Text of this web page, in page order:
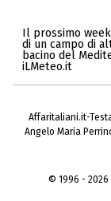
Il prossimo
di un campo di
bacino del
iLMeteo.it
Affaritaliani.it-
Angelo Maria
© 1996 - 2026